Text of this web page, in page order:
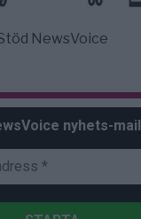
NewsVoice
nyhets-mail